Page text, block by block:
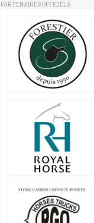
PARTENAIRES OFFICIELS